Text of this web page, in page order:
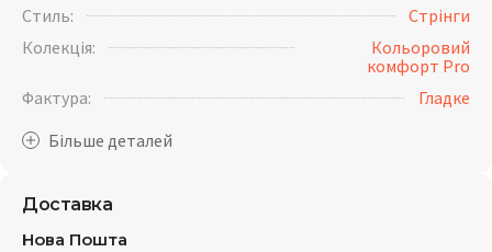
Стиль:
Стрінги
Колекція:
Кольоровий
комфорт Pro
Фактура:
Гладке
Доставка
Нова Пошта